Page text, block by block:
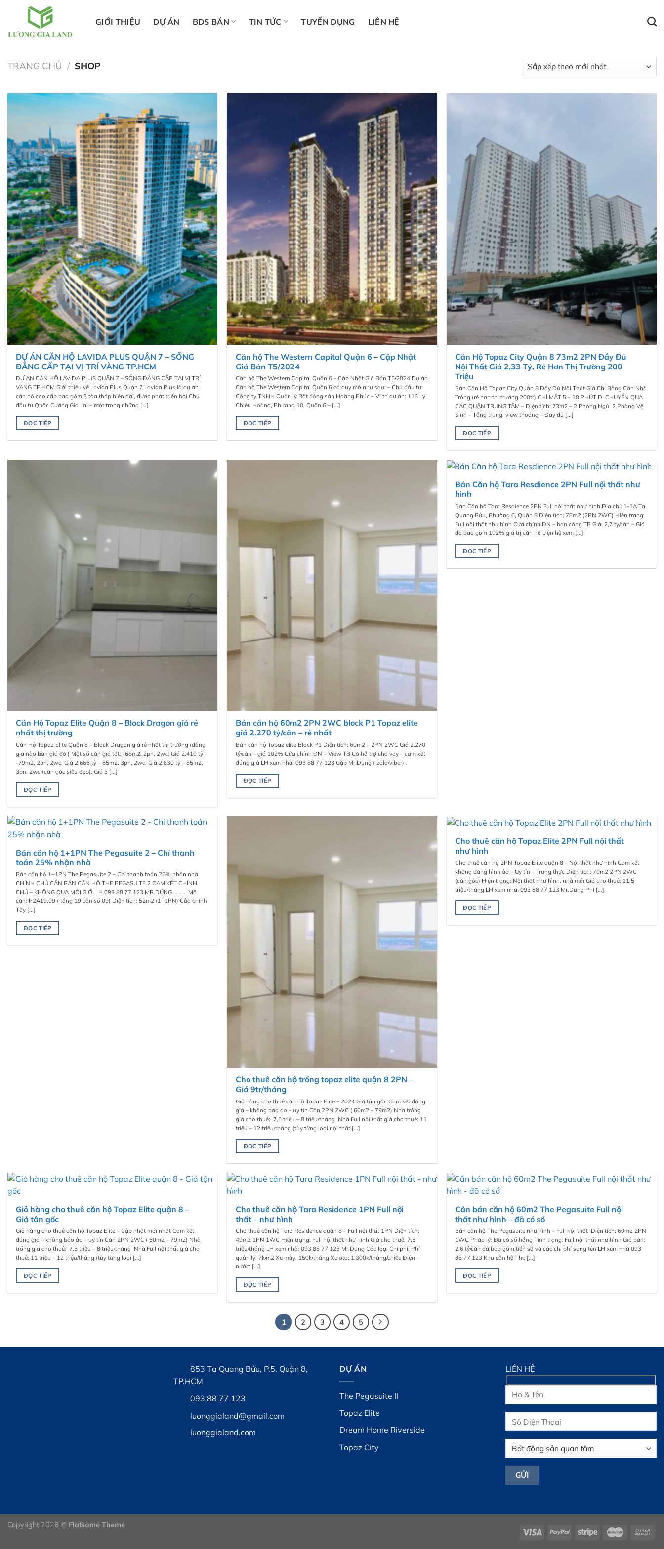
nội
GIỚI THIỆU DỰ ÁN BDS BÁN TIN TỨC TUYỂN DỤNG LIÊN HỆ
TRANG CHỦ / SHOP
DỰ ÁN CĂN HỘ LAVIDA PLUS QUẬN 7 – SỐNG
ĐẲNG CẤP TẠI VỊ TRÍ VÀNG TP.HCM
DỰ ÁN CĂN HỘ LAVIDA PLUS QUẬN 7 – SỐNG ĐẲNG CẤP TẠI VỊ TRÍ
VÀNG TP.HCM Giới thiệu về Lavida Plus Quận 7 Lavida Plus là dự án
căn hộ cao cấp bao gồm 3 tòa tháp hiện đại, được phát triển bởi Chủ
đầu tư Quốc Cường Gia Lai – một trong những [...]
ĐỌC TIẾP
Căn hộ The Western Capital Quận 6 – Cập Nhật
Giá Bán T5/2024
Căn hộ The Western Capital Quận 6 – Cập Nhật Giá Bán T5/2024 Dự án
Căn hộ The Western Capital Quận 6 có quy mô như sau: – Chủ đầu tư:
Công ty TNHH Quản lý Bất động sản Hoàng Phúc – Vị trí dự án: 116 Lý
Chiêu Hoàng, Phường 10, Quận 6 – [...]
ĐỌC TIẾP
Căn Hộ Topaz City Quận 8 73m2 2PN Đầy Đủ
Nội Thất Giá 2,33 Tỷ, Rẻ Hơn Thị Trường 200
Triệu
Bán Căn Hộ Topaz City Quận 8 Đầy Đủ Nội Thất Giá Chỉ Bằng Căn Nhà
Trống (rẻ hơn thị trường 200tr) CHỈ MẤT 5 – 10 PHÚT DI CHUYỂN QUA
CÁC QUẬN TRUNG TÂM – Diện tích: 73m2 – 2 Phòng Ngủ, 2 Phòng Vệ
Sinh – Tầng trung, view thoáng – Đầy đủ [...]
ĐỌC TIẾP
Căn Hộ Topaz Elite Quận 8 – Block Dragon giá rẻ
nhất thị trường
Căn Hộ Topaz Elite Quận 8 – Block Dragon giá rẻ nhất thị trường (đăng
giá nào bán giá đó ) Một số căn giá tốt: -68m2, 2pn, 2wc: Giá 2.410 tỷ
-79m2, 2pn, 2wc: Giá 2,666 tỷ – 85m2, 3pn, 2wc: Giá 2,830 tỷ – 85m2,
3pn, 2wc (căn góc siêu đẹp): Giá 3 [...]
ĐỌC TIẾP
Bán căn hộ 60m2 2PN 2WC block P1 Topaz elite
giá 2.270 tỷ/căn – rẻ nhất
Bán căn hộ Topaz elite Block P1 Diện tích: 60m2 – 2PN 2WC Giá 2.270
tỷ/căn – giá 102% Cửa chính ĐN – View TB Có hỗ trợ cho vay – cam kết
đúng giá LH xem nhà: 093 88 77 123 Gặp Mr.Dũng ( zalo/viber) .
ĐỌC TIẾP
Bán Căn hộ Tara Resdience 2PN Full nội thất như
hình
Bán Căn hộ Tara Resdience 2PN Full nội thất như hình Địa chỉ: 1-1A Tạ
Quang Bửu, Phường 6, Quận 8 Diện tích: 78m2 (2PN 2WC) Hiện trạng:
Full nội thất như hình Cửa chính ĐN – ban công TB Giá: 2,7 tỷ/căn – Giá
đã bao gồm 102% giá trị căn hộ Liện hệ xem [...]
ĐỌC TIẾP
Bán căn hộ 1+1PN The Pegasuite 2 – Chỉ thanh
toán 25% nhận nhà
Bán căn hộ 1+1PN The Pegasuite 2 – Chỉ thanh toán 25% nhận nhà
CHÍNH CHỦ CẦN BÁN CĂN HỘ THE PEGASUITE 2 CAM KẾT CHÍNH
CHỦ – KHÔNG QUA MÔI GIỚI LH 093 88 77 123 MR.DŨNG ………. Mã
căn: P2A19.09 ( tầng 19 căn số 09) Diện tích: 52m2 (1+1PN) Cửa chính
Tây [...]
ĐỌC TIẾP
Cho thuê căn hộ trống topaz elite quận 8 2PN –
Giá 9tr/tháng
Giỏ hàng cho thuê căn hộ Topaz Elite – 2024 Giá tận gốc Cam kết đúng
giá – không báo ảo – uy tín Căn 2PN 2WC ( 60m2 – 79m2) Nhà trống
giá cho thuê: 7,5 triệu – 8 triệu/tháng Nhà Full nội thất giá cho thuê: 11
triệu – 12 triệu/tháng (tùy từng loại nội thất [...]
ĐỌC TIẾP
Cho thuê căn hộ Topaz Elite 2PN Full nội thất
như hình
Cho thuê căn hộ 2PN Topaz Elite quận 8 – Nội thất như hình Cam kết
không đăng hình ảo – Uy tín – Trung thực Diện tích: 70m2 2PN 2WC
(căn góc) Hiện trạng: Nội thất như hình, nhà mới Giá cho thuê: 11,5
triệu/tháng LH xem nhà: 093 88 77 123 Mr.Dũng Phí [...]
ĐỌC TIẾP
Giỏ hàng cho thuê căn hộ Topaz Elite quận 8 –
Giá tận gốc
Giỏ hàng cho thuê căn hộ Topaz Elite – Cập nhật mới nhất Cam kết
đúng giá – không báo ảo – uy tín Căn 2PN 2WC ( 60m2 – 79m2) Nhà
trống giá cho thuê: 7,5 triệu – 8 triệu/tháng Nhà Full nội thất giá cho
thuê: 11 triệu – 12 triệu/tháng (tùy từng loại [...]
ĐỌC TIẾP
Cho thuê căn hộ Tara Residence 1PN Full nội
thất – như hình
Cho thuê căn hộ Tara Residence quận 8 – Full nội thất 1PN Diện tích:
49m2 1PN 1WC Hiện trạng: Full nội thất như hình Giá cho thuê: 7,5
triệu/tháng LH xem nhà: 093 88 77 123 Mr.Dũng Các loại Chi phí: Phí
quản lý: 7k/m2 Xe máy: 150k/tháng Xe oto: 1.300k/tháng/chiếc Điện –
nước: [...]
ĐỌC TIẾP
Cần bán căn hộ 60m2 The Pegasuite Full nội
thất như hình – đã có sổ
Bán căn hộ The Pegasuite như hình – Full nội thất Diện tích: 60m2 2PN
1WC Pháp lý: Đã có sổ hồng Tình trạng: Full nội thất như hình Giá bán:
2,6 tỷ/căn đã bao gồm tiền sổ và các chi phí sang tên LH xem nhà 093
88 77 123 Khu căn hộ The [...]
ĐỌC TIẾP
1 2 3 4 5
853 Tạ Quang Bửu, P.5, Quận 8,
TP.HCM
093 88 77 123
luonggialand@gmail.com
luonggialand.com
DỰ ÁN
The Pegasuite II
Topaz Elite
Dream Home Riverside
Topaz City
LIÊN HỆ
Copyright 2026 © Flatsome Theme